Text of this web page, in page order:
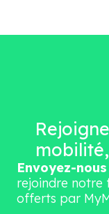
Envoyez-
rejoindre
offerts par